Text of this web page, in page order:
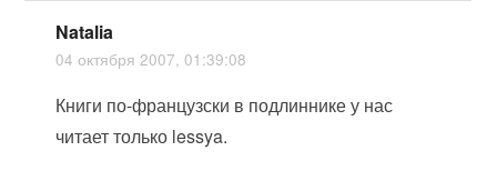
Natalia
04 октября 2007, 01:39:08
Книги по-французски в подлиннике у нас
читает только lessya.